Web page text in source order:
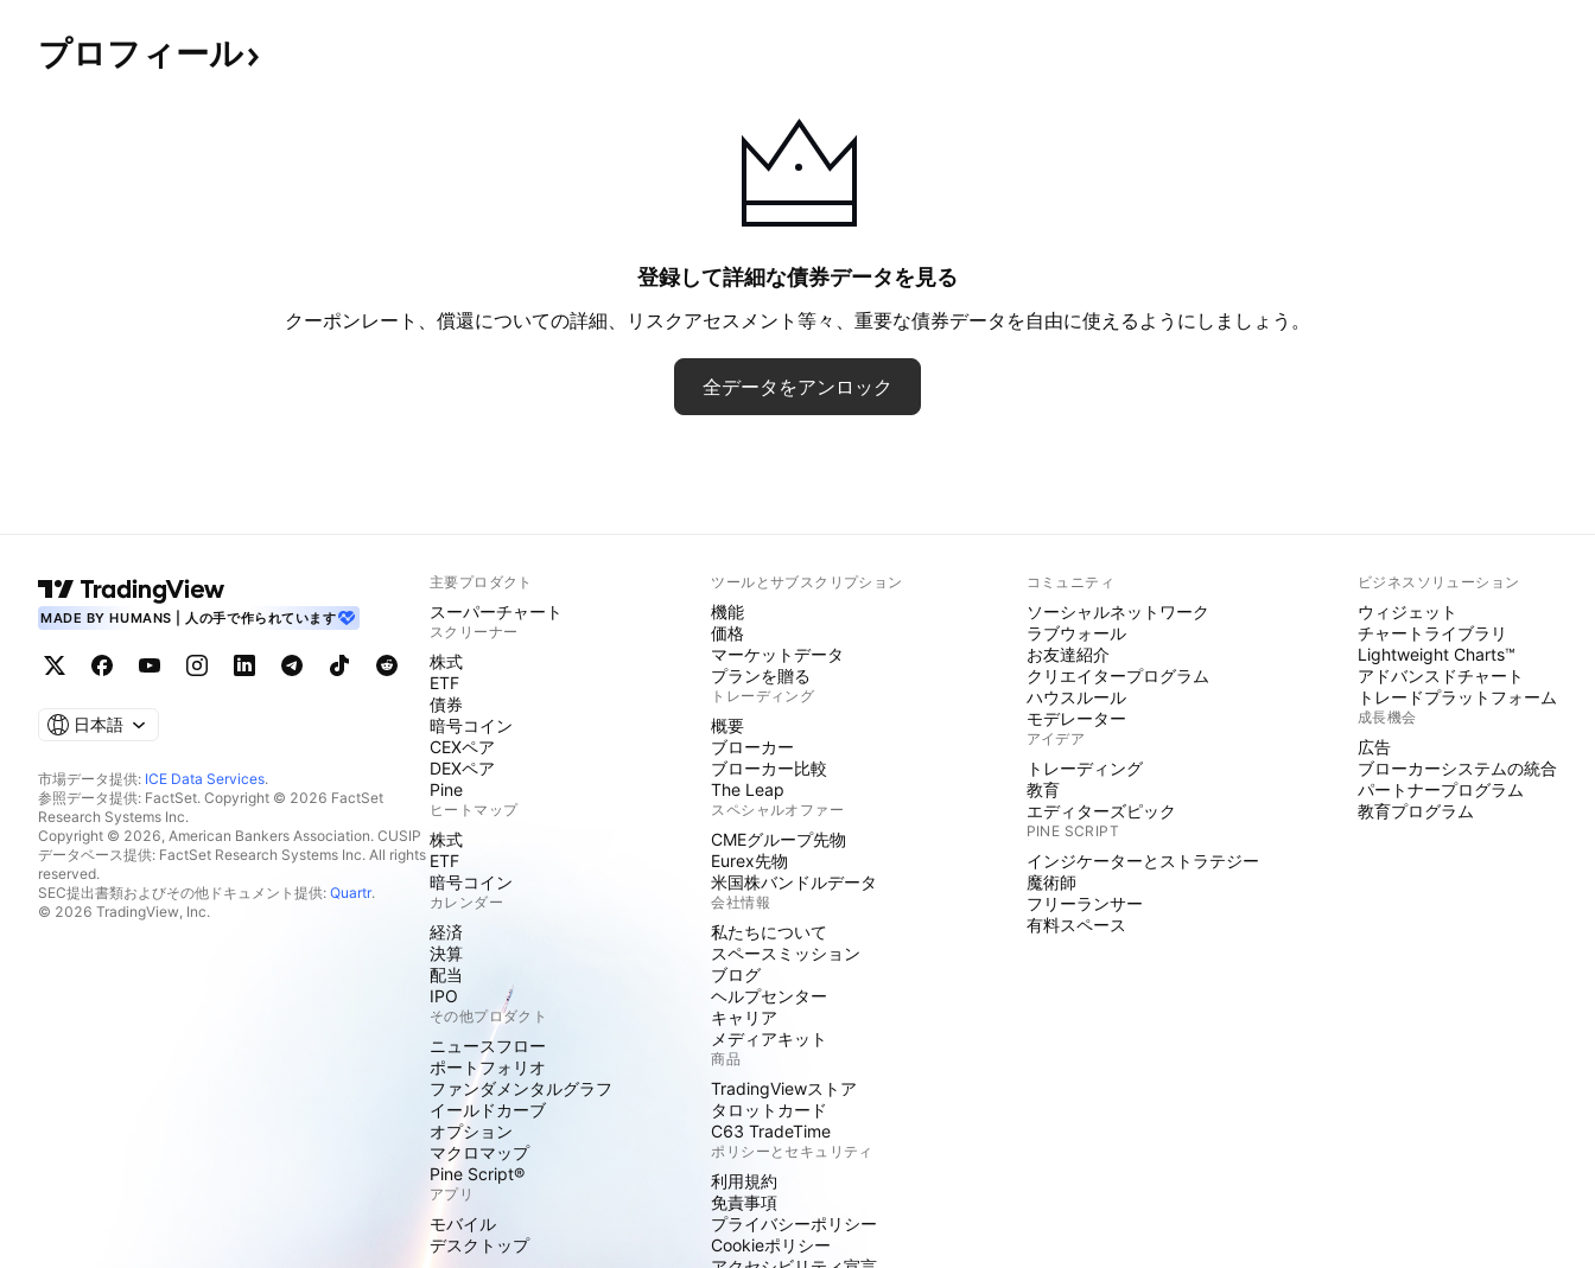
プロフィール
登録して詳細な債券データを見る
クーポンレート、償還についての詳細、リスクアセスメント等々、重要な債券データを自由に使えるようにしましょう。
全データをアンロック
MADE BY HUMANS | 人の手で作られています
日本語
市場データ提供: ICE Data Services.
参照データ提供: FactSet. Copyright © 2026 FactSet
Research Systems Inc.
Copyright © 2026, American Bankers Association. CUSIP
データベース提供: FactSet Research Systems Inc. All rights
reserved.
SEC提出書類およびその他ドキュメント提供: Quartr.
© 2026 TradingView, Inc.
主要プロダクト
スーパーチャート
スクリーナー
株式
ETF
債券
暗号コイン
CEXペア
DEXペア
Pine
ヒートマップ
株式
ETF
暗号コイン
カレンダー
経済
決算
配当
IPO
その他プロダクト
ニュースフロー
ポートフォリオ
ファンダメンタルグラフ
イールドカーブ
オプション
マクロマップ
Pine Script®
アプリ
モバイル
デスクトップ
ツールとサブスクリプション
機能
価格
マーケットデータ
プランを贈る
トレーディング
概要
ブローカー
ブローカー比較
The Leap
スペシャルオファー
CMEグループ先物
Eurex先物
米国株バンドルデータ
会社情報
私たちについて
スペースミッション
ブログ
ヘルプセンター
キャリア
メディアキット
商品
TradingViewストア
タロットカード
C63 TradeTime
ポリシーとセキュリティ
利用規約
免責事項
プライバシーポリシー
Cookieポリシー
コミュニティ
ソーシャルネットワーク
ラブウォール
お友達紹介
クリエイタープログラム
ハウスルール
モデレーター
アイデア
トレーディング
教育
エディターズピック
PINE SCRIPT
インジケーターとストラテジー
魔術師
フリーランサー
有料スペース
ビジネスソリューション
ウィジェット
チャートライブラリ
Lightweight Charts™
アドバンスドチャート
トレードプラットフォーム
成長機会
広告
ブローカーシステムの統合
パートナープログラム
教育プログラム